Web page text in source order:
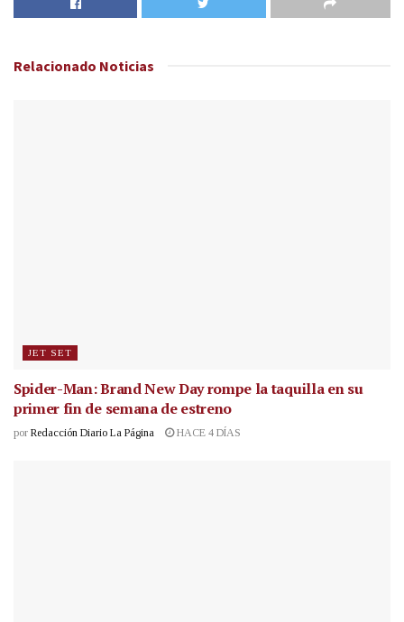
Relacionado Noticias
JET SET
Spider-Man: Brand New Day rompe la taquilla en su
primer fin de semana de estreno
por Redacción Diario La Página HACE 4 DÍAS